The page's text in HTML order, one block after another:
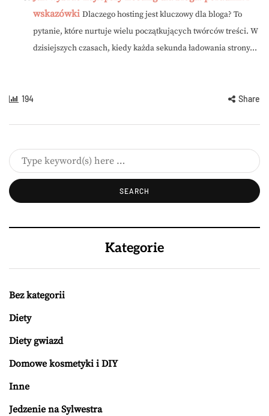
wskazówki Dlaczego hosting jest kluczowy dla bloga? To
pytanie, które nurtuje wielu początkujących twórców treści. W
dzisiejszych czasach, kiedy każda sekunda ładowania strony...
194 Share
Kategorie
Bez kategorii
Diety
Diety gwiazd
Domowe kosmetyki i DIY
Inne
Jedzenie na Sylwestra